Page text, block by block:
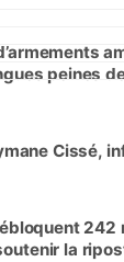
peines
Cissé,
242
la